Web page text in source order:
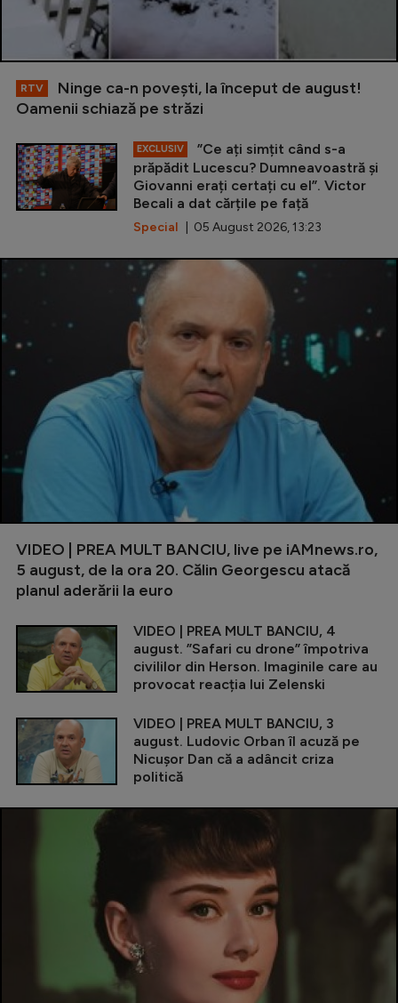
RTV
Ninge ca-n povești, la început de august!
Oamenii schiază pe străzi
EXCLUSIV
”Ce ați simțit când s-a
prăpădit Lucescu? Dumneavoastră și
Giovanni erați certați cu el”. Victor
Becali a dat cărțile pe față
Special | 05 August 2026, 13:23
VIDEO | PREA MULT BANCIU, live pe iAMnews.ro,
5 august, de la ora 20. Călin Georgescu atacă
planul aderării la euro
VIDEO | PREA MULT BANCIU, 4
august. ”Safari cu drone” împotriva
civililor din Herson. Imaginile care au
provocat reacția lui Zelenski
VIDEO | PREA MULT BANCIU, 3
august. Ludovic Orban îl acuză pe
Nicușor Dan că a adâncit criza
politică